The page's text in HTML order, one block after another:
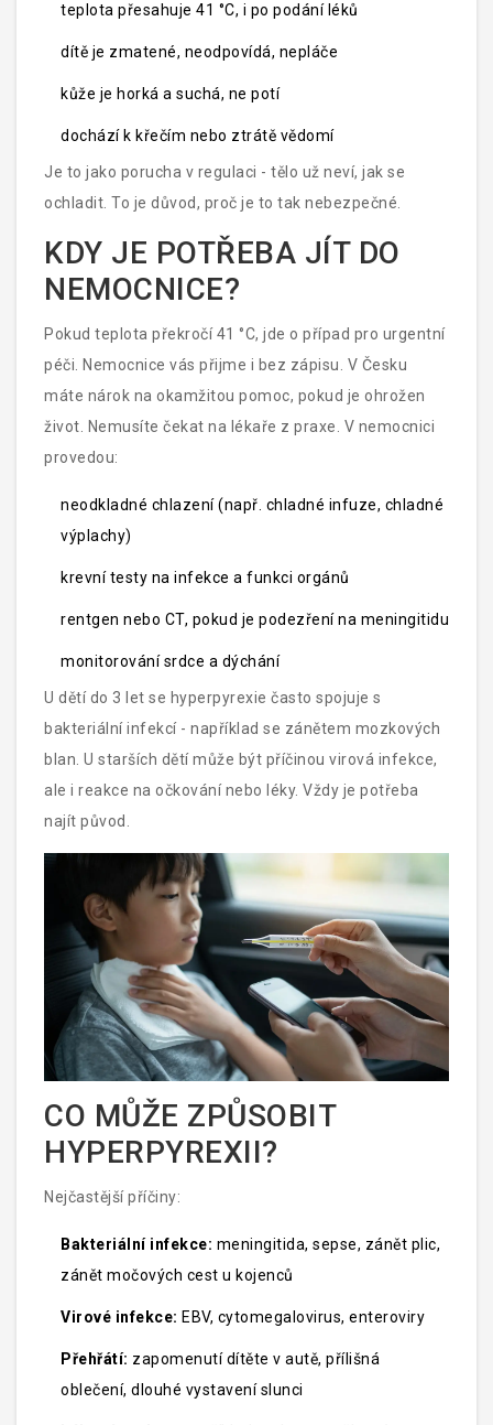
teplota přesahuje 41 °C, i po podání léků
dítě je zmatené, neodpovídá, nepláče
kůže je horká a suchá, ne potí
dochází k křečím nebo ztrátě vědomí
Je to jako porucha v regulaci - tělo už neví, jak se
ochladit. To je důvod, proč je to tak nebezpečné.
KDY JE POTŘEBA JÍT DO
NEMOCNICE?
Pokud teplota překročí 41 °C, jde o případ pro urgentní
péči. Nemocnice vás přijme i bez zápisu. V Česku
máte nárok na okamžitou pomoc, pokud je ohrožen
život. Nemusíte čekat na lékaře z praxe. V nemocnici
provedou:
neodkladné chlazení (např. chladné infuze, chladné
výplachy)
krevní testy na infekce a funkci orgánů
rentgen nebo CT, pokud je podezření na meningitidu
monitorování srdce a dýchání
U dětí do 3 let se hyperpyrexie často spojuje s
bakteriální infekcí - například se zánětem mozkových
blan. U starších dětí může být příčinou virová infekce,
ale i reakce na očkování nebo léky. Vždy je potřeba
najít původ.
CO MŮŽE ZPŮSOBIT
HYPERPYREXII?
Nejčastější příčiny:
Bakteriální infekce: meningitida, sepse, zánět plic,
zánět močových cest u kojenců
Virové infekce: EBV, cytomegalovirus, enteroviry
Přehřátí: zapomenutí dítěte v autě, přílišná
oblečení, dlouhé vystavení slunci